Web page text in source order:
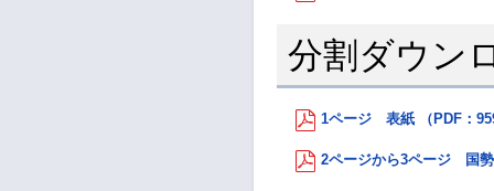
分割ダウン
1ページ 表紙 （PDF：
2ページから3ページ 国